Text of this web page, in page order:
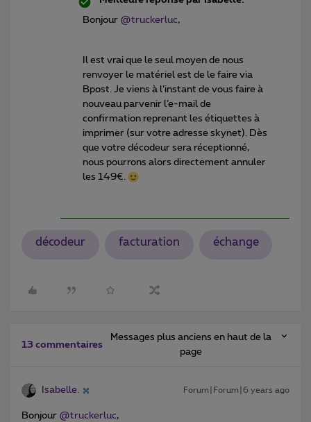
Bonjour @truckerluc,
Il est vrai que le seul moyen de nous
renvoyer le matériel est de le faire via
Bpost. Je viens à l’instant de vous faire à
nouveau parvenir l’e-mail de
confirmation reprenant les étiquettes à
imprimer (sur votre adresse skynet). Dès
que votre décodeur sera réceptionné,
nous pourrons alors directement annuler
les 149€.
décodeur facturation échange
13 commentaires
Messages plus anciens en haut de la
page
Isabelle. Forum|Forum|6 years ago
Bonjour @truckerluc,